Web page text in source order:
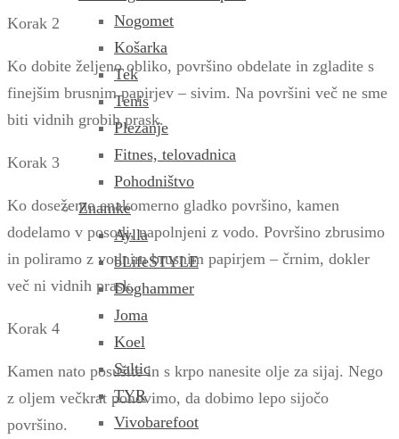
Nogomet
Košarka
Tek
Tenis
Plezanje
Fitnes, telovadnica
Pohodništvo
Znamke
Aylla
bLifeSTYLE
Doghammer
Joma
Koel
Saltic
TYR
Vivobarefoot
Korak 2
Ko dobite željeno obliko, površino obdelate in zgladite s
finejšim brusnim papirjev – sivim. Na površini več ne sme
biti vidnih grobih prask.
Korak 3
Ko dosežemo enakomerno gladko površino, kamen
dodelamo v posodi, napolnjeni z vodo. Površino zbrusimo
in poliramo z vodnim brusnim papirjem – črnim, dokler
več ni vidnih prask.
Korak 4
Kamen nato posušite in s krpo nanesite olje za sijaj. Nego
z oljem večkrat ponovimo, da dobimo lepo sijočo
površino.